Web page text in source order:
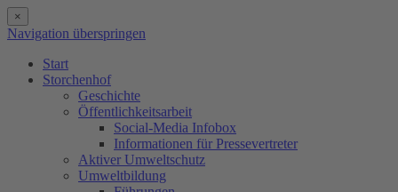
×
Navigation überspringen
Start
Storchenhof
Geschichte
Öffentlichkeitsarbeit
Social-Media Infobox
Informationen für Pressevertreter
Aktiver Umweltschutz
Umweltbildung